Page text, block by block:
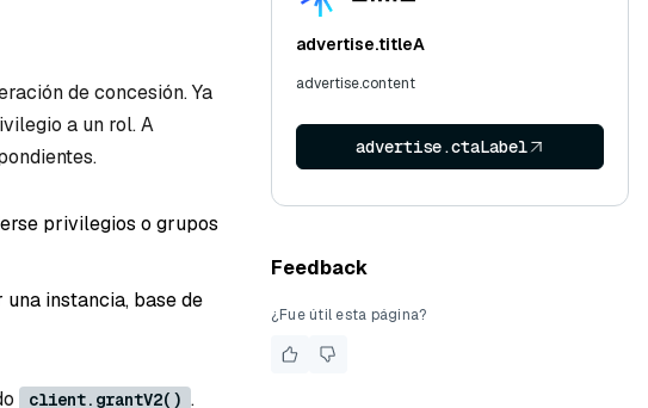
de concesión. Ya
a un rol. A
privilegios o grupos
instancia, base de
client.grantV2() .
advertise.titleA
advertise.content
advertise.ctaLabel
Feedback
¿Fue útil esta página?